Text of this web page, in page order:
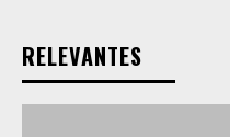
RELEVANTES